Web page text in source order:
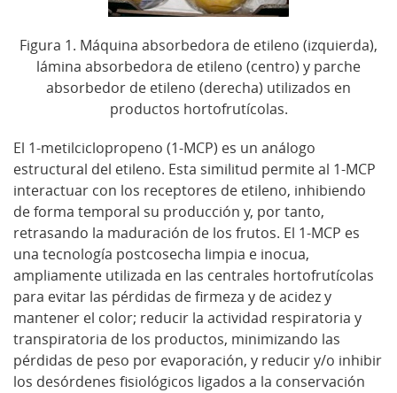
Figura 1. Máquina absorbedora de etileno (izquierda),
lámina absorbedora de etileno (centro) y parche
absorbedor de etileno (derecha) utilizados en
productos hortofrutícolas.
El 1-metilciclopropeno (1-MCP) es un análogo
estructural del etileno. Esta similitud permite al 1-MCP
interactuar con los receptores de etileno, inhibiendo
de forma temporal su producción y, por tanto,
retrasando la maduración de los frutos. El 1-MCP es
una tecnología postcosecha limpia e inocua,
ampliamente utilizada en las centrales hortofrutícolas
para evitar las pérdidas de firmeza y de acidez y
mantener el color; reducir la actividad respiratoria y
transpiratoria de los productos, minimizando las
pérdidas de peso por evaporación, y reducir y/o inhibir
los desórdenes fisiológicos ligados a la conservación